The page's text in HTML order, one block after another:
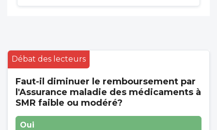
Débat des lecteurs
Faut-il diminuer le remboursement par
l'Assurance maladie des médicaments à
SMR faible ou modéré?
Oui